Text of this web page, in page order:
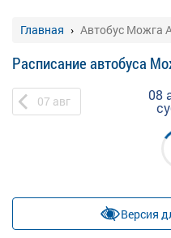
Главная Автобус Можга
Расписание автобуса
07 авг 08
Версия